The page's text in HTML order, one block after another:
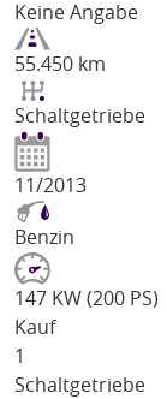
Keine Angabe
55.450 km
Schaltgetriebe
11/2013
Benzin
147 KW (200 PS)
Kauf
1
Schaltgetriebe